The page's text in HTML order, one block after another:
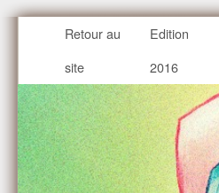
Retour au
site
Edition
2016